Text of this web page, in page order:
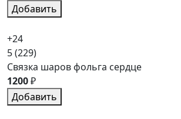
Добавить
+24
5(229)
Связка шаров фольга сердце
1200₽
Добавить